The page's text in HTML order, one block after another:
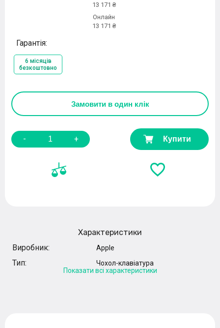
13 171 ₴
Онлайн
13 171 ₴
Гарантія:
6 місяців
безкоштовно
Замовити в один клік
- + Купити
Характеристики
Виробник:
Apple
Тип:
Чохол-клавіатура
Показати всі характеристики